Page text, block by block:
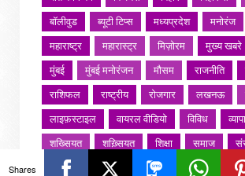
बॉलीवुड
ब्यूटी टिप्स मध्यप्रदेश मनोरंज
महाराष्ट्र
महारास्ट्र मिज़ोरम मुख्य खबरे
मुंबई
मुंबई मनोरंजन मौसम राजनीति
राशिफल
राष्ट्रीय रोजगार लखनऊ
लाइफ़स्टाइल
वायरल वीडियो विविध
शख्सियत
शख़्सियत शिक्षा समाज
संस्कृति
साहित्य सरोवर सिटी इवेंट
Shares